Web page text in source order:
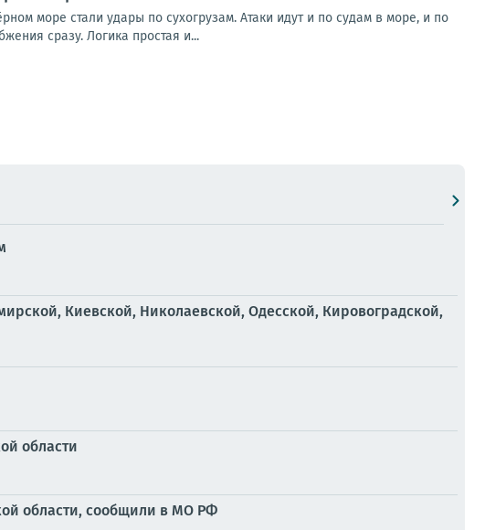
море стали удары по сухогрузам. Атаки идут и по судам в море, и по
сразу. Логика простая и...
Киевской, Николаевской, Одесской, Кировоградской,
области
области, сообщили в МО РФ